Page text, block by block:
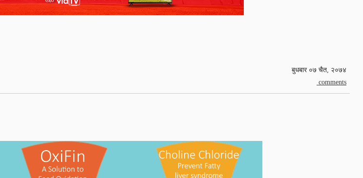
बुधबार ०७ चैत, २०७४
comments